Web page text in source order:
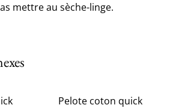
mettre au sèche-linge.
Pelote coton quick